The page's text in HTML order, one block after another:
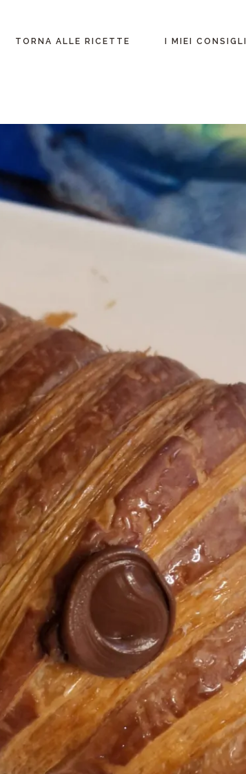
TORNA ALLE RICETTE I MIEI CONSIGLI
Fuori dall’italia